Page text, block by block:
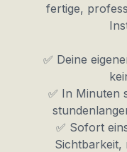
fertige,
✅ Deine
✅ In Minuten
✅ Sofort
Sichtbarkeit,